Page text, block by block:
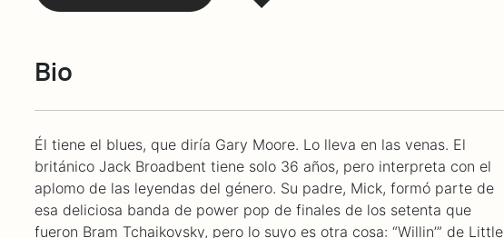
Bio
Él tiene el blues, que diría Gary Moore. Lo lleva en las venas. El
británico Jack Broadbent tiene solo 36 años, pero interpreta con el
aplomo de las leyendas del género. Su padre, Mick, formó parte de
esa deliciosa banda de power pop de finales de los setenta que
fueron Bram Tchaikovsky, pero lo suyo es otra cosa: “Willin’” de Little